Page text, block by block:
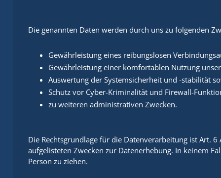
Die genannten Daten werden durch uns zu folgenden
Gewährleistung eines reibungslosen
Gewährleistung einer komfortablen Nutzung
Auswertung der Systemsicherheit und -stabilität
Schutz vor Cyber-Kriminalität und Firewall-
zu weiteren administrativen Zwecken.
Die Rechtsgrundlage für die Datenverarbeitung ist Art.
aufgelisteten Zwecken zur Datenerhebung. In keinem
Person zu ziehen.